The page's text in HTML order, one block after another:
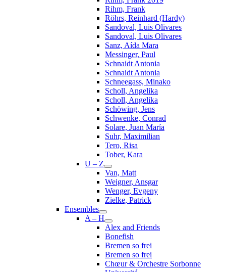
Rihm, Frank
Röhrs, Reinhard (Hardy)
Sandoval, Luis Olivares
Sandoval, Luis Olivares
Sanz, Aída Mara
Messinger, Paul
Schnaidt Antonia
Schnaidt Antonia
Schneegass, Minako
Scholl, Angelika
Scholl, Angelika
Schöwing, Jens
Schwenke, Conrad
Solare, Juan María
Suhr, Maximilian
Tero, Risa
Tober, Kara
U – Z
Van, Matt
Weigner, Ansgar
Wenger, Evgeny
Zielke, Patrick
Ensembles
A – H
Alex and Friends
Bonefish
Bremen so frei
Bremen so frei
Chœur & Orchestre Sorbonne